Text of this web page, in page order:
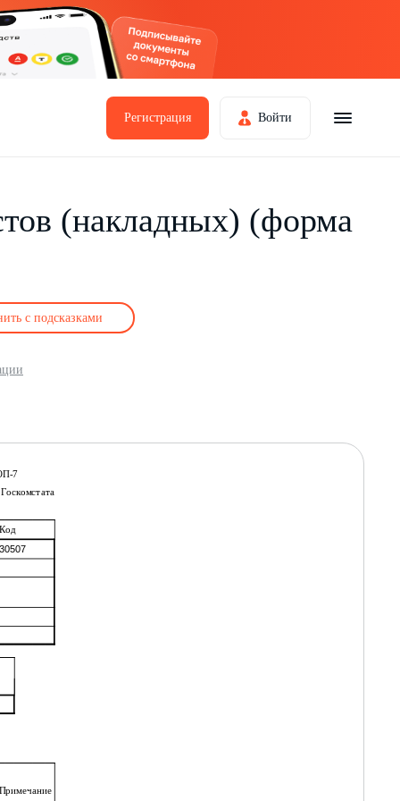
Регистрация Войти
(накладных) (форма
с подсказками
7